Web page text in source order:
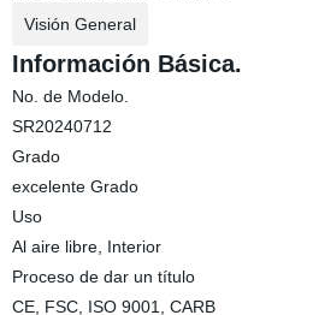
Visión General
Información Básica.
No. de Modelo.
SR20240712
Grado
excelente Grado
Uso
Al aire libre, Interior
Proceso de dar un título
CE, FSC, ISO 9001, CARB